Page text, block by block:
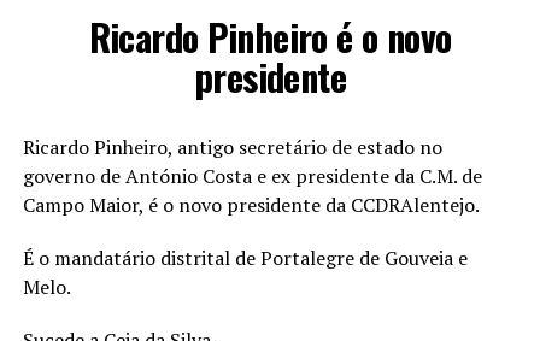
Ricardo Pinheiro é o novo
presidente
Ricardo Pinheiro, antigo secretário de estado no
governo de António Costa e ex presidente da C.M. de
Campo Maior, é o novo presidente da CCDRAlentejo.
É o mandatário distrital de Portalegre de Gouveia e
Melo.